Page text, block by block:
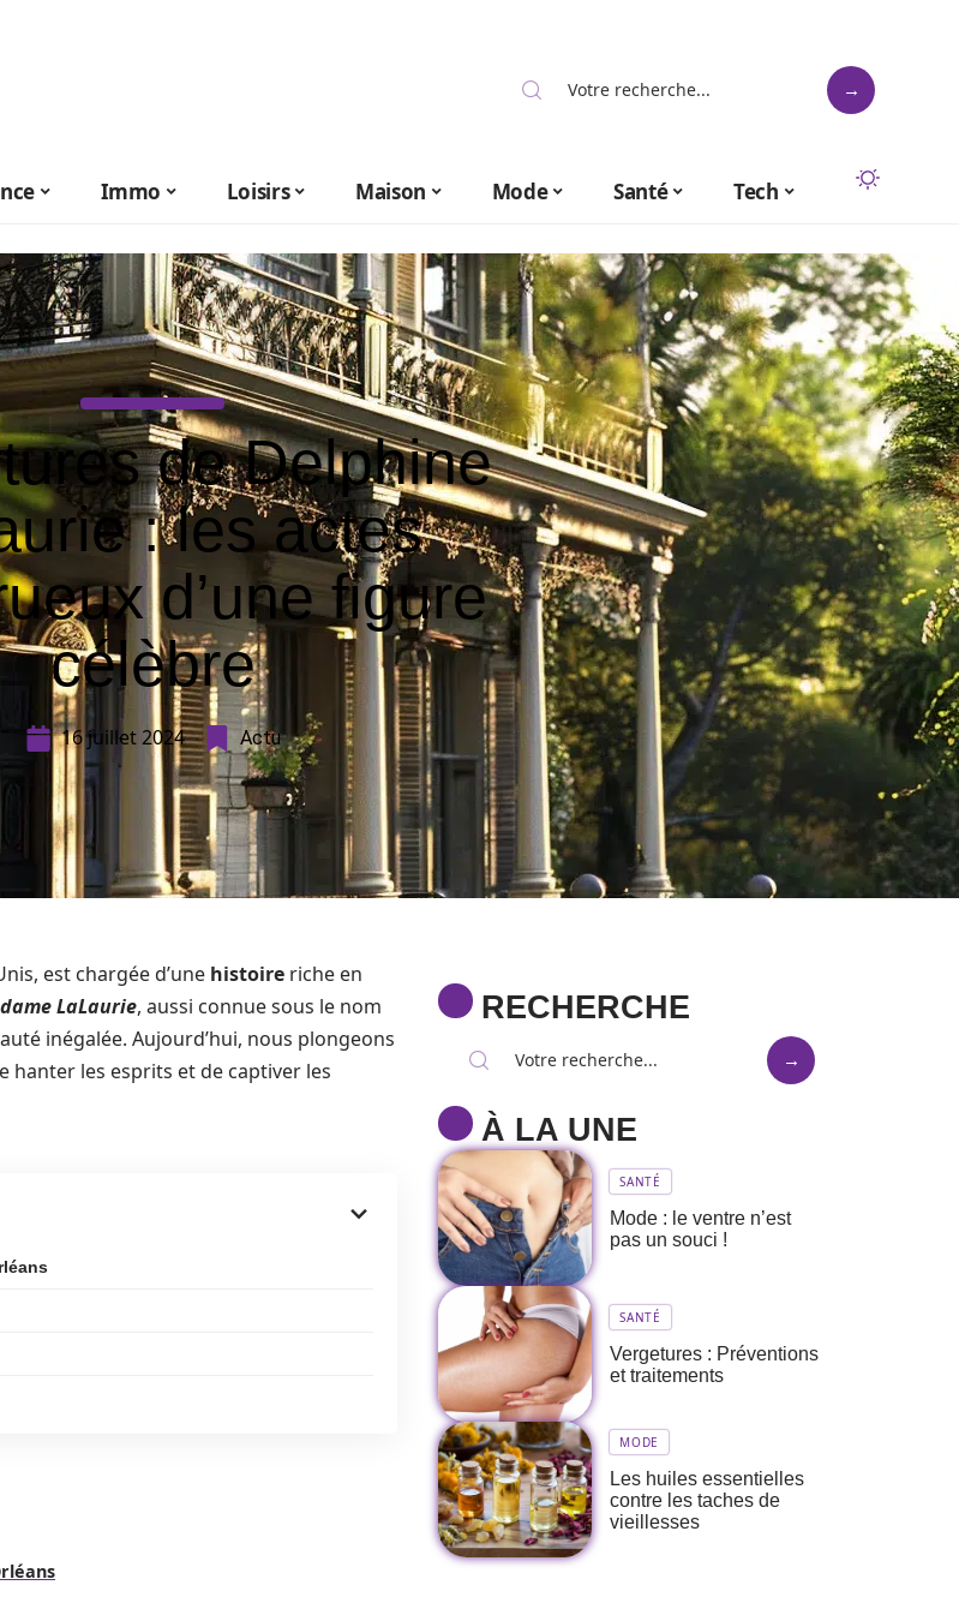
Immo Loisirs Maison Mode Santé Tech
de Delphine
: les actes
d’une figure
célèbre
16 juillet 2024 Actu
est chargée d’une histoire riche en
LaLaurie, aussi connue sous le nom
inégalée. Aujourd’hui, nous plongeons
hanter les esprits et de captiver les
RECHERCHE
À LA UNE
SANTÉ
Mode : le ventre n’est
pas un souci !
SANTÉ
Vergetures : Préventions
et traitements
MODE
Les huiles essentielles
contre les taches de
vieillesses